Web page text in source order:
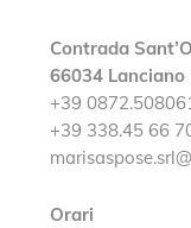
Contrada
66034 Lanciano
+39
+39 338.45 66
Orari